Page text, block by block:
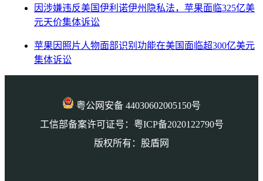
因涉嫌违反美国伊利诺伊州隐私法，苹果面临325亿美
元天价集体诉讼
苹果因照片人物面部识别功能在美国面临超300亿美元
集体诉讼
粤公网安备 44030602005150号
工信部备案许可证号：粤ICP备2020122790号
版权所有：股盾网